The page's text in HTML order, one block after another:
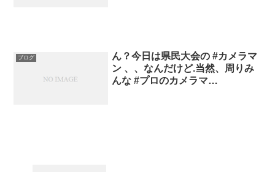
ブログ
ん？今日は県民大会の #カメラマ
ン 、、なんだけど.当然、周りみ
んな #プロのカメラマ…